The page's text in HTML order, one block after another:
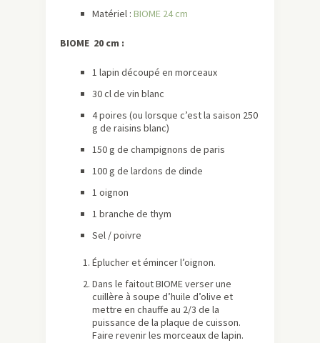
Matériel : BIOME 24 cm
BIOME 20 cm :
1 lapin découpé en morceaux
30 cl de vin blanc
4 poires (ou lorsque c’est la saison 250
g de raisins blanc)
150 g de champignons de paris
100 g de lardons de dinde
1 oignon
1 branche de thym
Sel / poivre
Éplucher et émincer l’oignon.
Dans le faitout BIOME verser une
cuillère à soupe d’huile d’olive et
mettre en chauffe au 2/3 de la
puissance de la plaque de cuisson.
Faire revenir les morceaux de lapin.